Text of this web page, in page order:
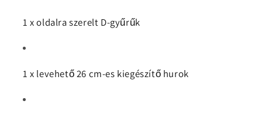
1 x oldalra szerelt D-gyűrűk
1 x levehető 26 cm-es kiegészítő hurok